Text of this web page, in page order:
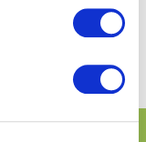
und